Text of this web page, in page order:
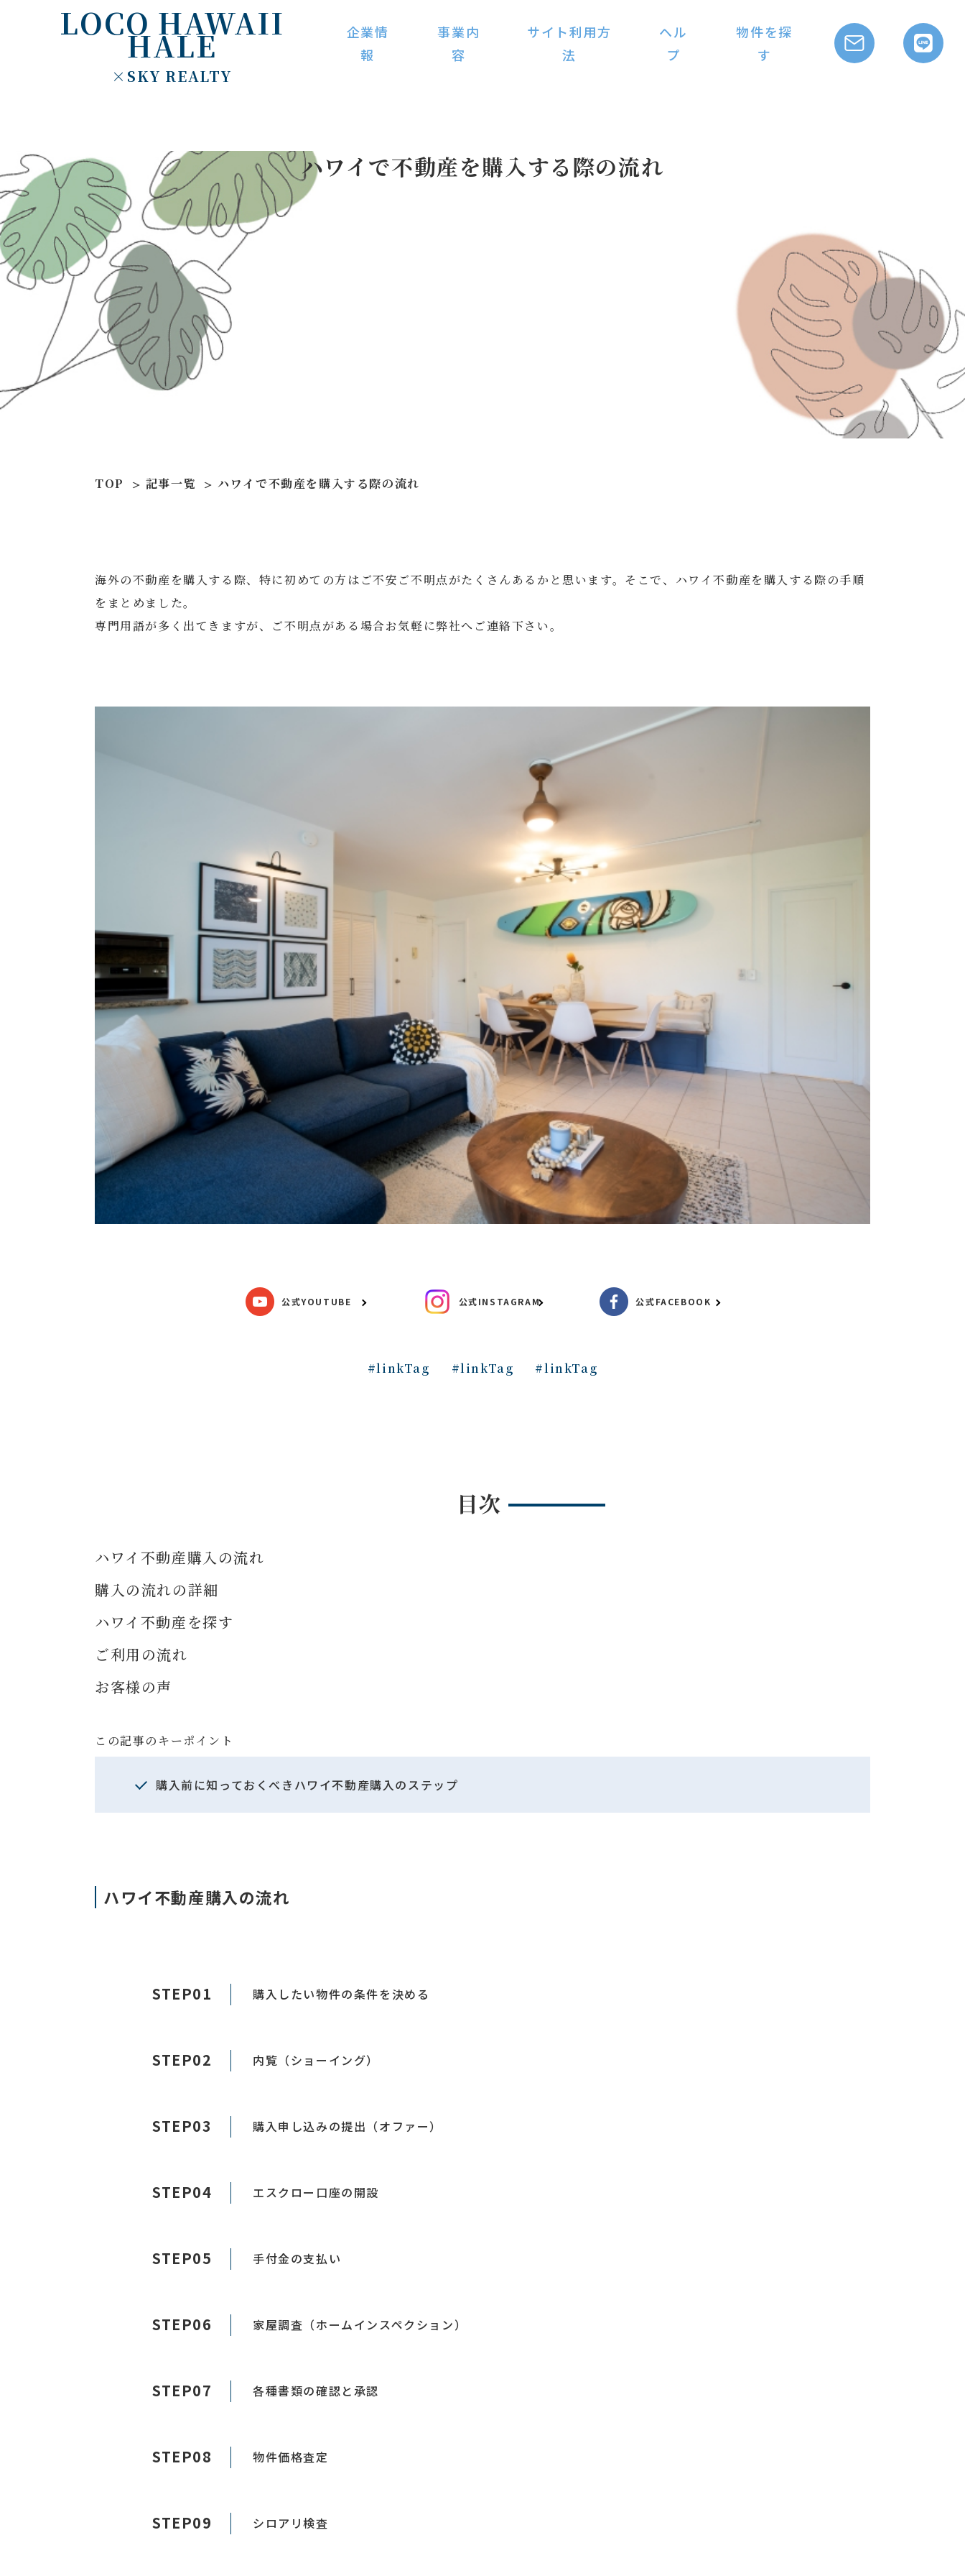
LOCO HAWAII
HALE
×SKY REALTY
企業情
報
事業内
容
サイト利用方
法
ヘル
プ
物件を探
す
ハワイで不動産を購入する際の流れ
TOP 記事一覧 ハワイで不動産を購入する際の流れ
海外の不動産を購入する際、特に初めての方はご不安ご不明点がたくさんあるかと思います。そこで、ハワイ不動産を購入する際の手順
をまとめました。
専門用語が多く出てきますが、ご不明点がある場合お気軽に弊社へご連絡下さい。
公式YOUTUBE 公式INSTAGRAM 公式FACEBOOK
#linkTag #linkTag #linkTag
目次
ハワイ不動産購入の流れ
購入の流れの詳細
ハワイ不動産を探す
ご利用の流れ
お客様の声
この記事のキーポイント
購入前に知っておくべきハワイ不動産購入のステップ
ハワイ不動産購入の流れ
STEP01 購入したい物件の条件を決める
STEP02 内覧（ショーイング）
STEP03 購入申し込みの提出（オファー）
STEP04 エスクロー口座の開設
STEP05 手付金の支払い
STEP06 家屋調査（ホームインスペクション）
STEP07 各種書類の確認と承認
STEP08 物件価格査定
STEP09 シロアリ検査